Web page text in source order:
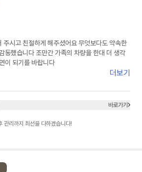
주시고 친절하게 해주셨어요 무엇보다도 약속한
동했습니다 조만간 가족의 차량을 한대 더 생각
이 되기를 바랍니다
더보기
바로가기
관리까지 최선을 다하겠습니다!